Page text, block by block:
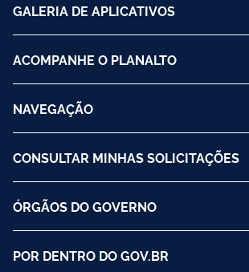
GALERIA DE APLICATIVOS
ACOMPANHE O PLANALTO
NAVEGAÇÃO
CONSULTAR MINHAS SOLICITAÇÕES
ÓRGÃOS DO GOVERNO
POR DENTRO DO GOV.BR